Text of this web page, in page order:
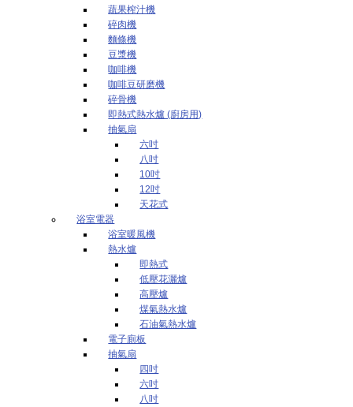
蔬果榨汁機
碎肉機
麵條機
豆漿機
咖啡機
咖啡豆研磨機
碎骨機
即熱式熱水爐 (廚房用)
抽氣扇
六吋
八吋
10吋
12吋
天花式
浴室電器
浴室暖風機
熱水爐
即熱式
低壓花灑爐
高壓爐
煤氣熱水爐
石油氣熱水爐
電子廁板
抽氣扇
四吋
六吋
八吋